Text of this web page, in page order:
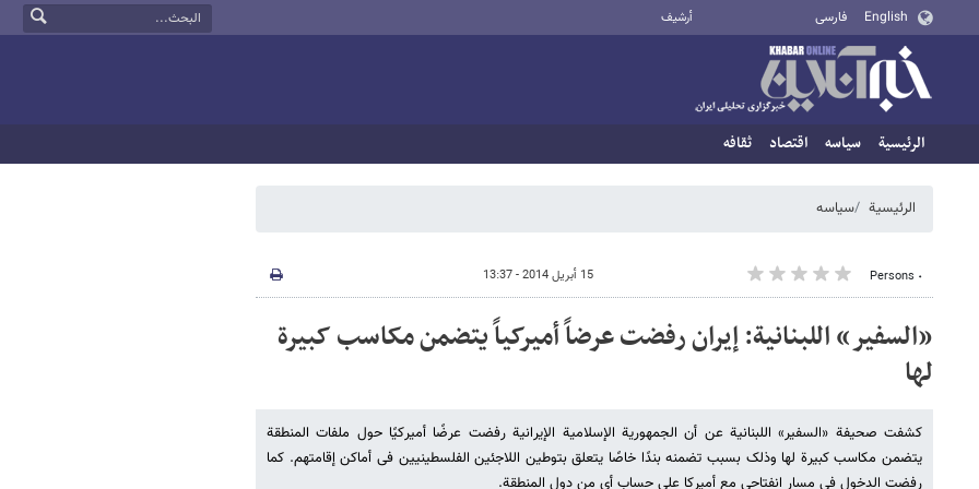
English فارسی أرشيف
الرئيسية سیاسه اقتصاد ثقافه
الرئيسية سیاسه
٠ Persons 15 أبريل 2014 - 13:37
«السفیر» اللبنانیة: إیران رفضت عرضاً أمیرکیاً یتضمن مکاسب کبیرة
لها
کشفت صحیفة «السفیر» اللبنانیة عن أن الجمهوریة الإسلامیة الإیرانیة رفضت عرضًا أمیرکیًا حول ملفات المنطقة
یتضمن مکاسب کبیرة لها وذلک بسبب تضمنه بندًا خاصًا یتعلق بتوطین اللاجئین الفلسطینیین فی أماکن إقامتهم. کما
رفضت الدخول فی مسار انفتاحی مع أمیرکا علی حساب أی من دول المنطقة.